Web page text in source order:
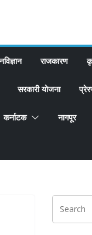
राजकारण
सरकारी योजना
कर्नाटक नागपूर